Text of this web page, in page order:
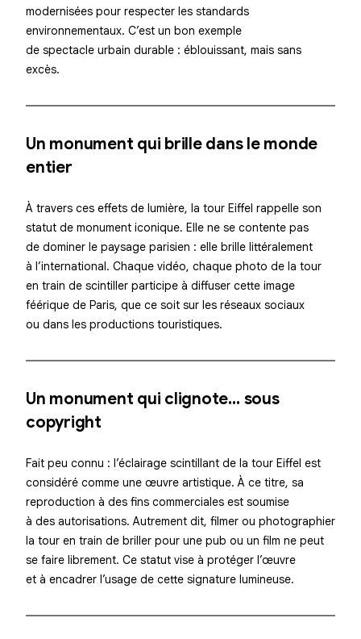
modernisées pour respecter les standards
environnementaux. C’est un bon exemple
de spectacle urbain durable : éblouissant, mais sans
excès.
Un monument qui brille dans le monde
entier
À travers ces effets de lumière, la tour Eiffel rappelle son
statut de monument iconique. Elle ne se contente pas
de dominer le paysage parisien : elle brille littéralement
à l’international. Chaque vidéo, chaque photo de la tour
en train de scintiller participe à diffuser cette image
féérique de Paris, que ce soit sur les réseaux sociaux
ou dans les productions touristiques.
Un monument qui clignote… sous
copyright
Fait peu connu : l’éclairage scintillant de la tour Eiffel est
considéré comme une œuvre artistique. À ce titre, sa
reproduction à des fins commerciales est soumise
à des autorisations. Autrement dit, filmer ou photographier
la tour en train de briller pour une pub ou un film ne peut
se faire librement. Ce statut vise à protéger l’œuvre
et à encadrer l’usage de cette signature lumineuse.